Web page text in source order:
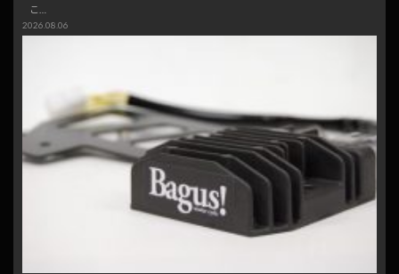
こ…
2026.08.06